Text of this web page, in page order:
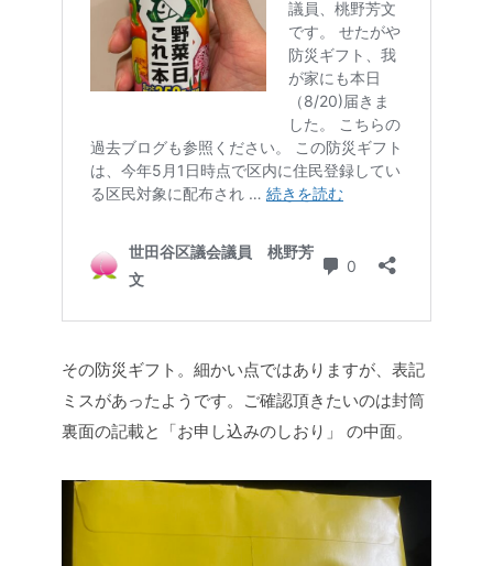
その防災ギフト。細かい点ではありますが、表記
ミスがあったようです。ご確認頂きたいのは封筒
裏面の記載と「お申し込みのしおり」 の中面。